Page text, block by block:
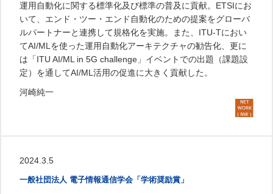
運用自動化に関する標準化及び標準の普及に貢献。ETSIにお
いて、エンド・ツー・エンド自動化のための提案をグローバ
ルパートナーと連携して規格化を実施。また、ITU-Tにおい
てAI/MLを使った運用自動化アーキテクチャの勧告化、更に
は「ITU AI/ML in 5G challenge」イベントでの出題（課題設
定）を通してAI/ML活用の促進に大きく貢献した。
河崎純一
2024.3.5
一般社団法人 電子情報通信学会「学術奨励賞」